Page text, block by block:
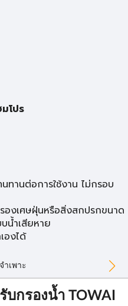
มโปร
านต่อการใช้งาน ไม่กรอบ
องเศษฝุ่นหรือสิ่งสกปรกขนาด
น้ำเสียหาย
องได้
ำเพาะ
กรองน้ำ TOWAI